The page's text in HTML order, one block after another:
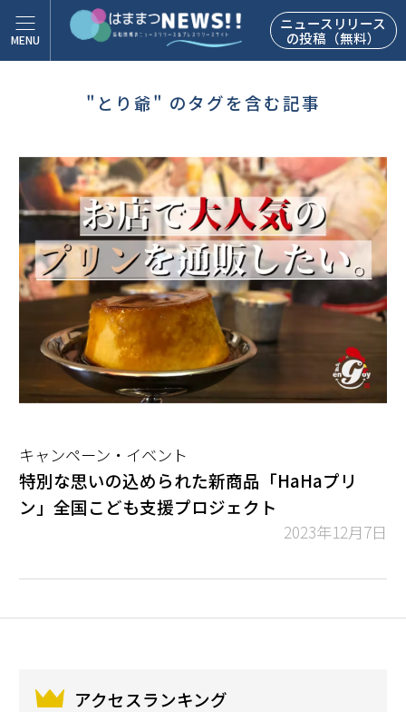
ニュースリリース
の投稿（無料）
"とり爺" のタグを含む記事
キャンペーン・イベント
特別な思いの込められた新商品「HaHaプリ
ン」全国こども支援プロジェクト
2023年12月7日
アクセスランキング